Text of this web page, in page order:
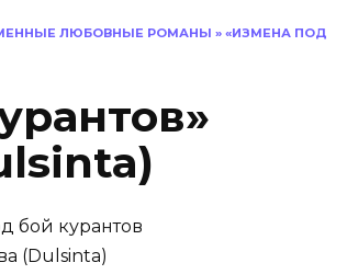
ЛЮБОВНЫЕ РОМАНЫ »«ИЗМЕНА ПОД
бой курантов
(Dulsinta)